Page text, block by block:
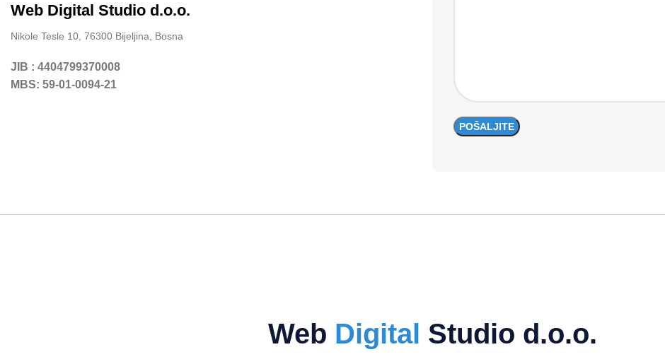
Web Digital Studio d.o.o.
Nikole Tesle 10, 76300 Bijeljina, Bosna
JIB : 4404799370008
MBS: 59-01-0094-21
Web Digital Studio d.o.o.